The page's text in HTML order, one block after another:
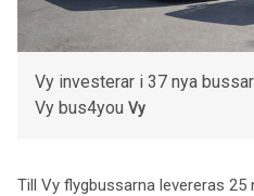
Vy investerar i 37 nya
Vy bus4you Vy
Till Vy flygbussarna levereras